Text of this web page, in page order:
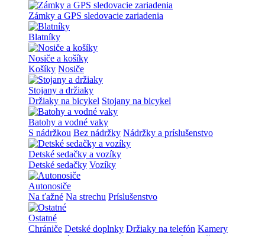
Zámky a GPS sledovacie zariadenia
Blatníky
Nosiče a košíky
Košíky Nosiče
Stojany a držiaky
Držiaky na bicykel Stojany na bicykel
Batohy a vodné vaky
S nádržkou Bez nádržky Nádržky a príslušenstvo
Detské sedačky a vozíky
Detské sedačky Vozíky
Autonosiče
Na ťažné Na strechu Príslušenstvo
Ostatné
Chrániče Detské doplnky Držiaky na telefón Kamery